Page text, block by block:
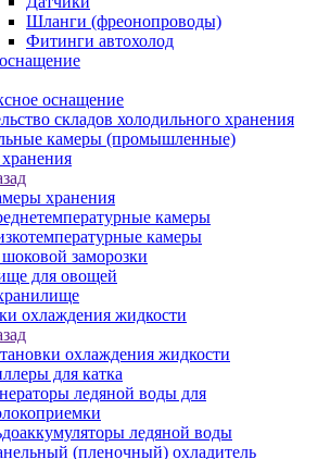
Шланги (фреонопроводы)
Фитинги автохолод
оснащение
складов холодильного хранения
камеры (промышленные)
хранения
камеры
камеры
заморозки
для овощей
охлаждения жидкости
охлаждения жидкости
для катка
ледяной воды для
ледяной воды
(пленочный) охладитель